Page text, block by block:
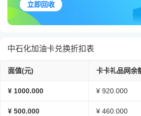
立即回收
中石化加油卡兑换折扣表
面值(元) 卡卡礼品网余
¥ 1000.000 ¥ 920.000
¥ 500.000 ¥ 460.000